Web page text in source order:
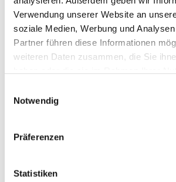
Verwendung unserer Website an
soziale Medien, Werbung und
Partner führen diese Informationen
weiteren Daten zusammen, die Sie
Notwendig
Präferenzen
Statistiken
Rhythmik
Grundlagen der Musiklehre
Neben musikalischem Wissen
Lernbereitschaft, Fantasie,
Musik öffnet Herzen – und fördert